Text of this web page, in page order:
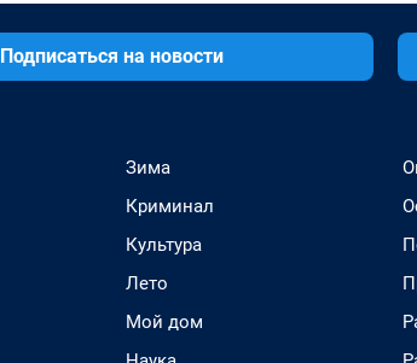
Подписаться на новости
Зима
Криминал
Культура
Лето
Мой дом